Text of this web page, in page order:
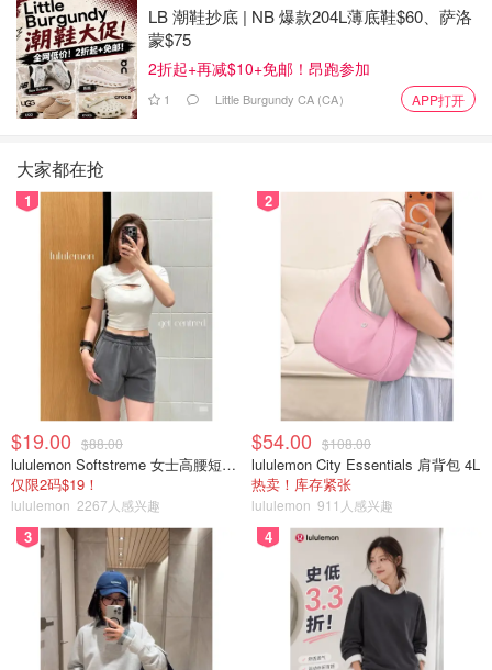
LB 潮鞋抄底 | NB 爆款204L薄底鞋$60、萨洛
蒙$75
2折起+再减$10+免邮！昂跑参加
1 Little Burgundy CA (CA） APP打开
大家都在抢
1
$19.00 $88.00
lululemon Softstreme 女士高腰短裤 10cm
仅限2码$19！
lululemon 2267人感兴趣
2
$54.00 $108.00
lululemon City Essentials 肩背包 4L
热卖！库存紧张
lululemon 911人感兴趣
3 4